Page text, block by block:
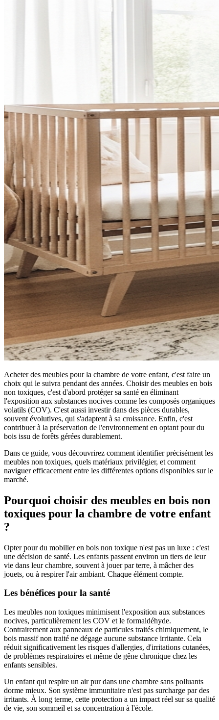
Acheter des meubles pour la chambre de votre enfant, c'est faire un
choix qui le suivra pendant des années. Choisir des meubles en bois
non toxiques, c'est d'abord protéger sa santé en éliminant
l'exposition aux substances nocives comme les composés organiques
volatils (COV). C'est aussi investir dans des pièces durables,
souvent évolutives, qui s'adaptent à sa croissance. Enfin, c'est
contribuer à la préservation de l'environnement en optant pour du
bois issu de forêts gérées durablement.
Dans ce guide, vous découvrirez comment identifier précisément les
meubles non toxiques, quels matériaux privilégier, et comment
naviguer efficacement entre les différentes options disponibles sur le
marché.
Pourquoi choisir des meubles en bois non
toxiques pour la chambre de votre enfant
?
Opter pour du mobilier en bois non toxique n'est pas un luxe : c'est
une décision de santé. Les enfants passent environ un tiers de leur
vie dans leur chambre, souvent à jouer par terre, à mâcher des
jouets, ou à respirer l'air ambiant. Chaque élément compte.
Les bénéfices pour la santé
Les meubles non toxiques minimisent l'exposition aux substances
nocives, particulièrement les COV et le formaldéhyde.
Contrairement aux panneaux de particules traités chimiquement, le
bois massif non traité ne dégage aucune substance irritante. Cela
réduit significativement les risques d'allergies, d'irritations cutanées,
de problèmes respiratoires et même de gêne chronique chez les
enfants sensibles.
Un enfant qui respire un air pur dans une chambre sans polluants
dorme mieux. Son système immunitaire n'est pas surcharge par des
irritants. À long terme, cette protection a un impact réel sur sa qualité
de vie, son sommeil et sa concentration à l'école.